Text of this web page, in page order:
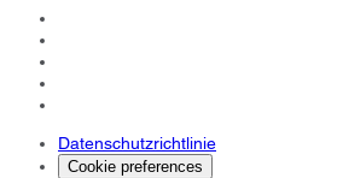
Datenschutzrichtlinie
Cookie preferences